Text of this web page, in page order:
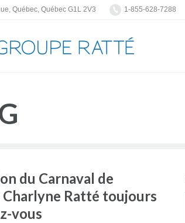
Québec, Québec G1L 2V3 1-855-628-7288
du Carnaval de
Charlyne Ratté toujours
vous